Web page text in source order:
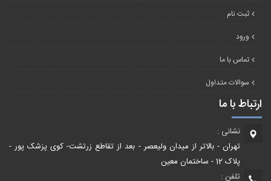
ثبت نام
ورود
تماس با ما
سوالات متداول
ارتباط با ما
نشانی :
تهران - بالاتر از میدان ولیعصر - بعد از تقاطع زرتشت- کوی پزشک پور -
پلاک 12 - ساختمان معین
تلفن :